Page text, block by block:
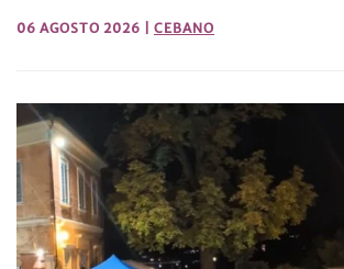
06 AGOSTO 2026 CEBANO